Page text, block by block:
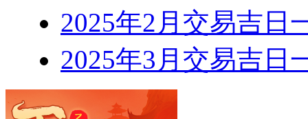
2025年2月交易吉日
2025年3月交易吉日